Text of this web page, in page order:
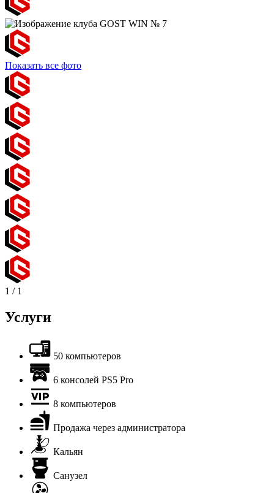
Показать все фото
1 / 1
Услуги
50 компьютеров
6 консолей PS5 Pro
8 компьютеров
Продажа через администратора
Кальян
Санузел